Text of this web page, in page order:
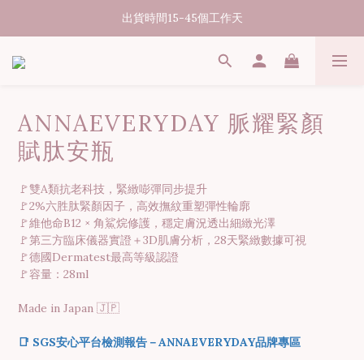
07/31-08/08 煥新盛夏 | 夏日美好節
07/31-08/08 煥新盛夏 | 夏日美好節
ANNAEVERYDAY 脈耀緊顏
賦肽安瓶
🚩雙A類抗老科技，緊緻嘭彈同步提升
🚩2%六胜肽緊顏因子，高效撫紋重塑彈性輪廓
🚩維他命B12 × 角鯊烷修護，穩定膚況透出細緻光澤
🚩第三方臨床儀器實證＋3D肌膚分析，28天緊緻數據可視
🚩德國Dermatest最高等級認證
🚩容量：28ml
Made in Japan 🇯🇵
📑 SGS安心平台檢測報告－ANNAEVERYDAY品牌專區